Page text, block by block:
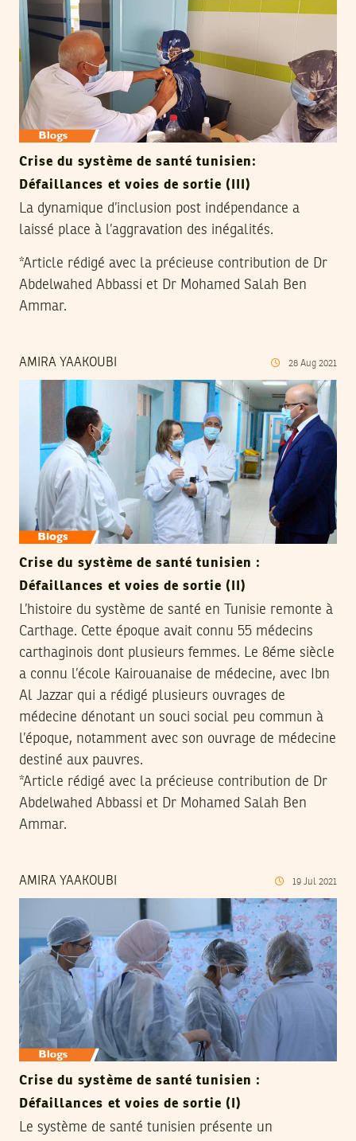
Crise du système de santé tunisien:
Défaillances et voies de sortie (III)
La dynamique d’inclusion post indépendance a
laissé place à l’aggravation des inégalités.
*Article rédigé avec la précieuse contribution de Dr
Abdelwahed Abbassi et Dr Mohamed Salah Ben
Ammar.
AMIRA YAAKOUBI 28 Aug 2021
Crise du système de santé tunisien :
Défaillances et voies de sortie (II)
L’histoire du système de santé en Tunisie remonte à
Carthage. Cette époque avait connu 55 médecins
carthaginois dont plusieurs femmes. Le 8éme siècle
a connu l’école Kairouanaise de médecine, avec Ibn
Al Jazzar qui a rédigé plusieurs ouvrages de
médecine dénotant un souci social peu commun à
l’époque, notamment avec son ouvrage de médecine
destiné aux pauvres.
*Article rédigé avec la précieuse contribution de Dr
Abdelwahed Abbassi et Dr Mohamed Salah Ben
Ammar.
AMIRA YAAKOUBI 19 Jul 2021
Crise du système de santé tunisien :
Défaillances et voies de sortie (I)
Le système de santé tunisien présente un